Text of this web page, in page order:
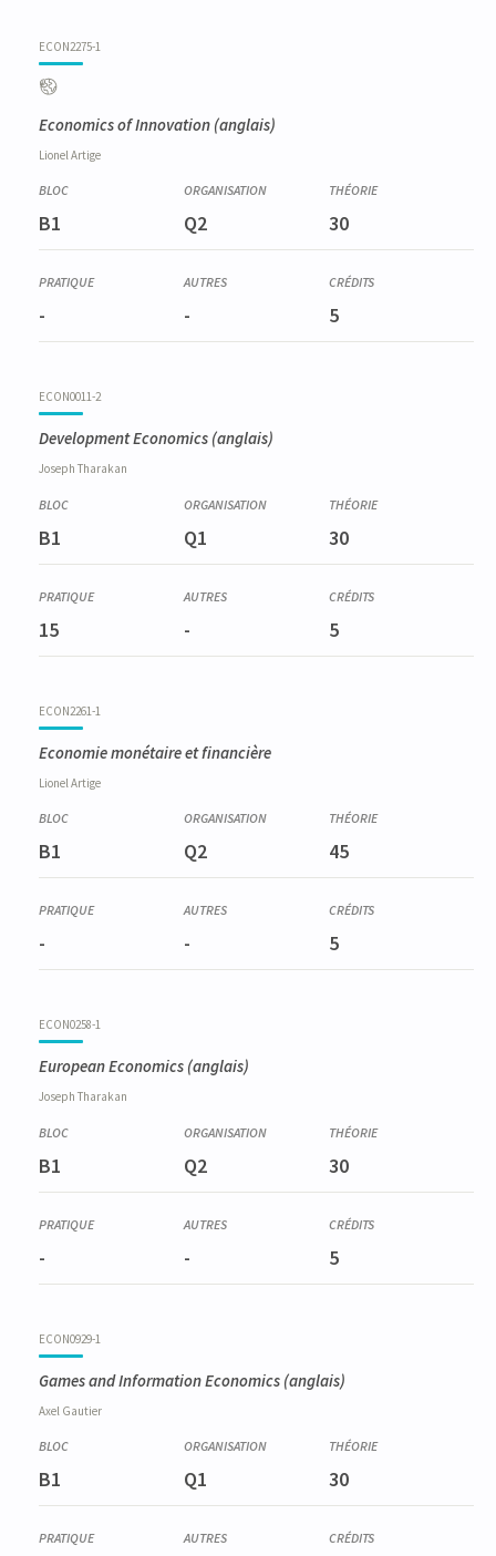
ECON2275-1
Economics of Innovation (anglais)
Lionel Artige
B1 Q2 30
- - 5
ECON0011-2
Development Economics (anglais)
Joseph Tharakan
B1 Q1 30
15 - 5
ECON2261-1
Economie monétaire et financière
Lionel Artige
B1 Q2 45
- - 5
ECON0258-1
European Economics (anglais)
Joseph Tharakan
B1 Q2 30
- - 5
ECON0929-1
Games and Information Economics (anglais)
Axel Gautier
B1 Q1 30